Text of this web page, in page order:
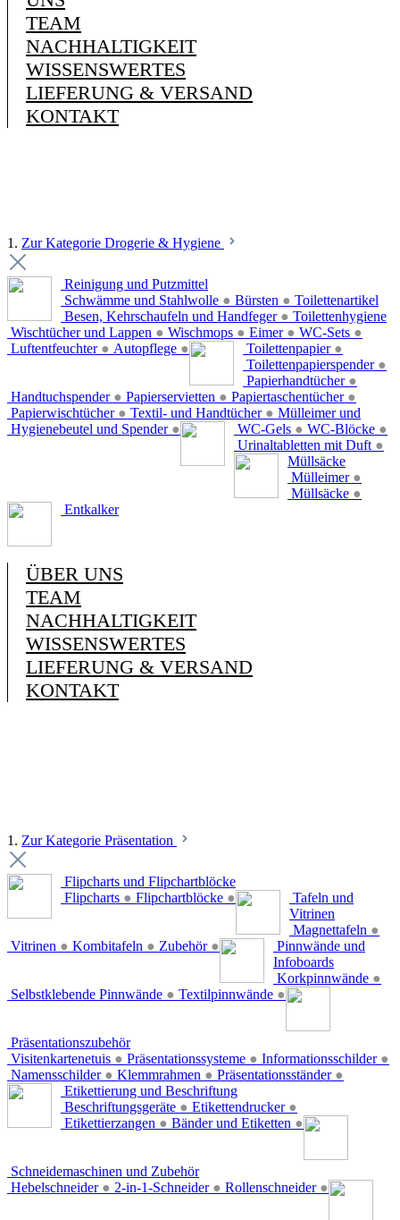
TEAM
NACHHALTIGKEIT
WISSENSWERTES
LIEFERUNG & VERSAND
KONTAKT
1. Zur Kategorie Drogerie & Hygiene
Reinigung und Putzmittel
Schwämme und Stahlwolle ● Bürsten ●
Besen, Kehrschaufeln und Handfeger ●
Wischtücher und Lappen ● Wischmops ● Eimer ● WC-Sets ●
Luftentfeuchter ● Autopflege ●
Toilettenartikel
Toilettenpapier ●
Toilettenpapierspender ●
Papierhandtücher ●
Handtuchspender ● Papierservietten ● Papiertaschentücher ●
Papierwischtücher ● Textil- und Handtücher ●
Hygienebeutel und Spender ●
Toilettenhygiene
WC-Gels ● WC-Blöcke ●
Urinaltabletten mit Duft ●
Mülleimer und
Müllsäcke
Mülleimer ●
Müllsäcke ●
Entkalker
ÜBER UNS
TEAM
NACHHALTIGKEIT
WISSENSWERTES
LIEFERUNG & VERSAND
KONTAKT
1. Zur Kategorie Präsentation
Flipcharts und Flipchartblöcke
Flipcharts ● Flipchartblöcke ●
Tafeln und
Vitrinen
Magnettafeln ●
Vitrinen ● Kombitafeln ● Zubehör ●
Pinnwände und
Infoboards
Korkpinnwände ●
Selbstklebende Pinnwände ● Textilpinnwände ●
Präsentationszubehör
Visitenkartenetuis ● Präsentationssysteme ● Informationsschilder ●
Namensschilder ● Klemmrahmen ● Präsentationsständer ●
Etikettierung und Beschriftung
Beschriftungsgeräte ● Etikettendrucker ●
Etikettierzangen ● Bänder und Etiketten ●
Schneidemaschinen und Zubehör
Hebelschneider ● 2-in-1-Schneider ● Rollenschneider ●